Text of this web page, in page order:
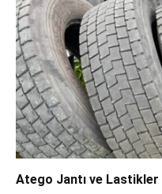
Atego Jantı ve Lastikler